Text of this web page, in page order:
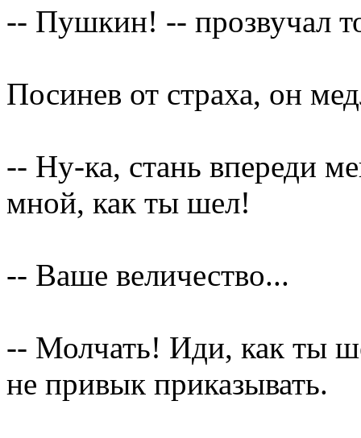
-- Пушкин! -- прозвучал
Посинев от страха, он
-- Ну-ка, стань впереди
мной, как ты шел!
-- Ваше величество...
-- Молчать! Иди, как ты
не привык приказывать.